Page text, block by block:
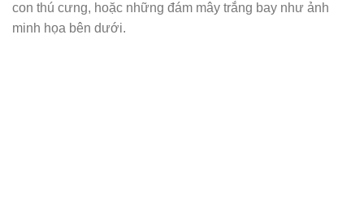
con thú cưng, hoặc những đám mây trắng bay như ảnh
minh họa bên dưới.